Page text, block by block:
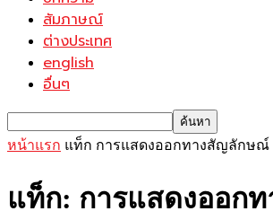
สัมภาษณ์
ต่างประเทศ
english
อื่นๆ
หน้าแรก แท็ก การแสดงออกทางสัญลักษณ์
แท็ก: การแสดงออก